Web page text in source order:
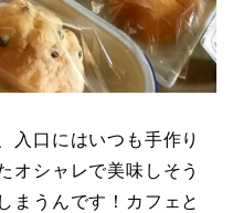
入口にはいつも手作り
オシャレで美味しそう
まうんです！カフェと